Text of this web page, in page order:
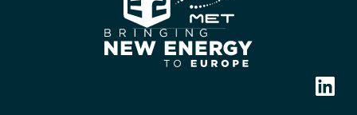
E2
Hungary